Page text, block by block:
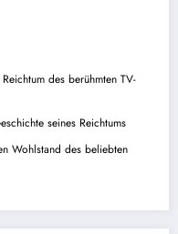
des berühmten TV-
seines Reichtums
Wohlstand des beliebten